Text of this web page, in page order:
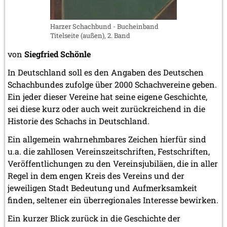
September 2008 (2 Einträge)
August 2008 (3 Einträge)
Juli 2008 (1 Eintrag)
Juni 2008 (3 Einträge)
März 2008 (1 Eintrag)
Januar 2008 (3 Einträge)
2007
November 2007 (3 Einträge)
Oktober 2007 (1 Eintrag)
September 2007 (2 Einträge)
Juni 2007 (6 Einträge)
Mai 2007 (2 Einträge)
April 2007 (2 Einträge)
März 2007 (4 Einträge)
Februar 2007 (1 Eintrag)
Januar 2007 (4 Einträge)
2006
Dezember 2006 (4 Einträge)
Harzer Schachbund - Bucheinband
Titelseite (außen), 2. Band
von Siegfried Schönle
In Deutschland soll es den Angaben des Deutschen
Schachbundes zufolge über 2000 Schachvereine geben.
Ein jeder dieser Vereine hat seine eigene Geschichte,
sei diese kurz oder auch weit zurückreichend in die
Historie des Schachs in Deutschland.
Ein allgemein wahrnehmbares Zeichen hierfür sind
u.a. die zahllosen Vereinszeitschriften, Festschriften,
Veröffentlichungen zu den Vereinsjubiläen, die in aller
Regel in dem engen Kreis des Vereins und der
jeweiligen Stadt Bedeutung und Aufmerksamkeit
finden, seltener ein überregionales Interesse bewirken.
Ein kurzer Blick zurück in die Geschichte der